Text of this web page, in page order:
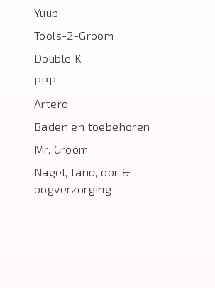
Yuup
Tools-2-Groom
Double K
PPP
Artero
Baden en toebehoren
Mr. Groom
Nagel, tand, oor &
oogverzorging